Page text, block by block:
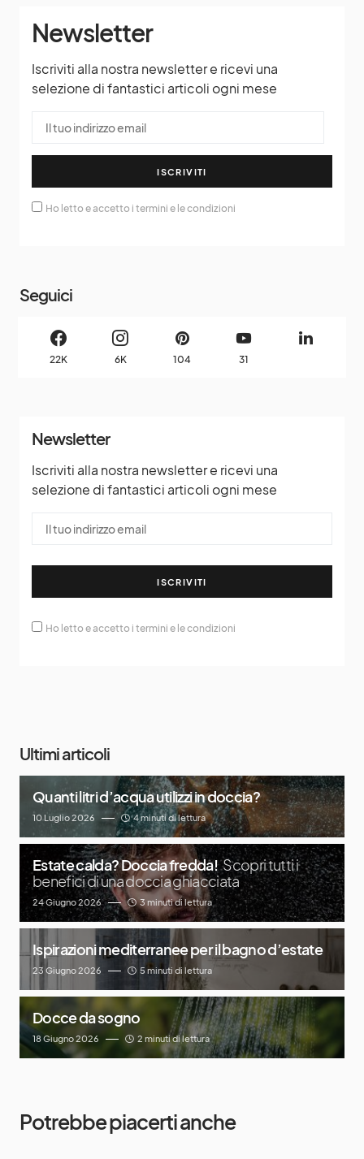
Newsletter
Iscriviti alla nostra newsletter e ricevi una
selezione di fantastici articoli ogni mese
ISCRIVITI
Ho letto e accetto i termini e le condizioni
Seguici
22K 6K 104 31
Newsletter
Iscriviti alla nostra newsletter e ricevi una
selezione di fantastici articoli ogni mese
ISCRIVITI
Ho letto e accetto i termini e le condizioni
Ultimi articoli
Quanti litri d’acqua utilizzi in doccia?
10 Luglio 2026 4 minuti di lettura
Estate calda? Doccia fredda! Scopri tutti i
benefici di una doccia ghiacciata
24 Giugno 2026 3 minuti di lettura
Ispirazioni mediterranee per il bagno d’estate
23 Giugno 2026 5 minuti di lettura
Docce da sogno
18 Giugno 2026 2 minuti di lettura
Potrebbe piacerti anche